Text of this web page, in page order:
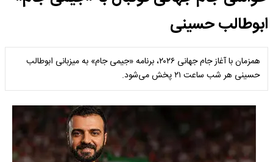
ابوطالب حسینی
همزمان با آغاز جام جهانی ۲۰۲۶، برنامه «جیمی جام» به میزبانی ابوطالب
حسینی هر شب ساعت ۲۱ پخش می‌شود.